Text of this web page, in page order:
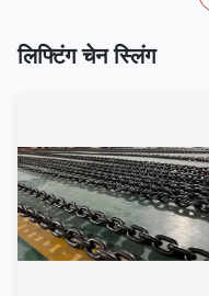
लिफ्टिंग चेन स्लिंग